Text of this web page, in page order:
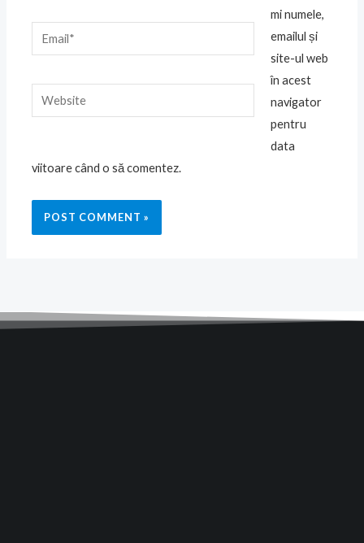
Email*
Website
mi numele,
emailul și
site-ul web
în acest
navigator
pentru
data
viitoare când o să comentez.